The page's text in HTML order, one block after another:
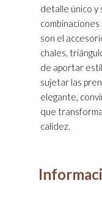
detalle único y
son el
chales,
de aportar
sujetar las
elegante,
que
calidez.